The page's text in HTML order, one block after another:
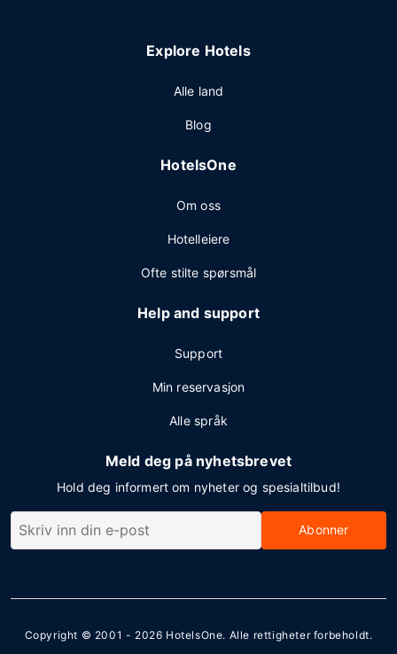
Explore Hotels
Alle land
Blog
HotelsOne
Om oss
Hotelleiere
Ofte stilte spørsmål
Help and support
Support
Min reservasjon
Alle språk
Meld deg på nyhetsbrevet
Hold deg informert om nyheter og spesialtilbud!
Abonner
Copyright © 2001 - 2026 HotelsOne. Alle rettigheter forbeholdt.